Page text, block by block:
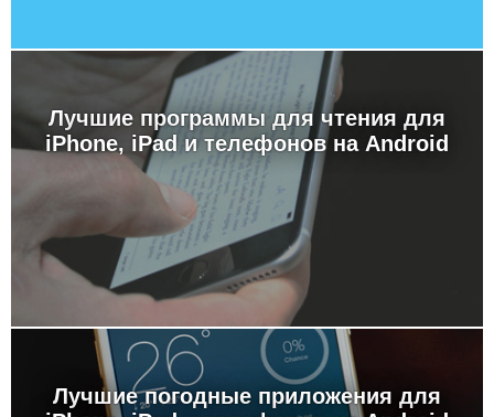
Лучшие программы для чтения для
iPhone, iPad и телефонов на Android
Лучшие погодные приложения для